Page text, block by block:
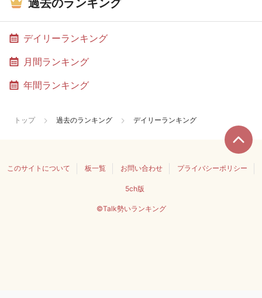
過去のランキング
デイリーランキング
月間ランキング
年間ランキング
トップ 過去のランキング デイリーランキング
このサイトについて 板一覧 お問い合わせ プライバシーポリシー
5ch版
©Talk勢いランキング